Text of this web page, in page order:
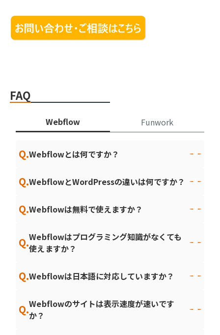
FAQ
Webflow Funwork
Q.Webflowとは何ですか？
Q.WebflowとWordPressの違いは何ですか？
Q.Webflowは無料で使えますか？
Q.Webflowはプログラミング知識がなくても
使えますか？
Q.Webflowは日本語に対応していますか？
Q.Webflowのサイトは表示速度が速いです
か？